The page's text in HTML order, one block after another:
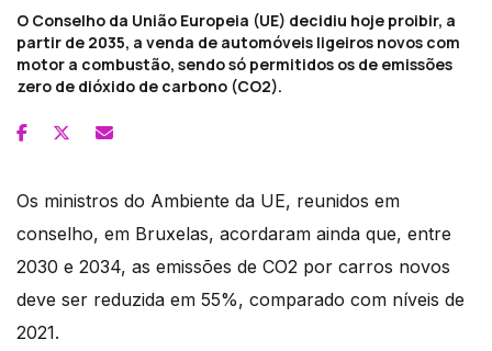
O Conselho da União Europeia (UE) decidiu hoje proibir, a
partir de 2035, a venda de automóveis ligeiros novos com
motor a combustão, sendo só permitidos os de emissões
zero de dióxido de carbono (CO2).
Os ministros do Ambiente da UE, reunidos em
conselho, em Bruxelas, acordaram ainda que, entre
2030 e 2034, as emissões de CO2 por carros novos
deve ser reduzida em 55%, comparado com níveis de
2021.